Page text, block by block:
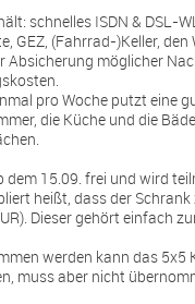
schnelles ISDN & DSL-
GEZ, (Fahrrad-)Keller, den
Absicherung möglicher
pro Woche putzt eine
die Küche und die
dem 15.09. frei und wird
heißt, dass der
Dieser gehört einfach
werden kann das 5x5
muss aber nicht